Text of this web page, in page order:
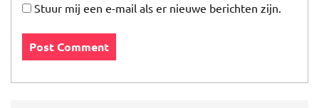
Stuur mij een e-mail als er nieuwe berichten zijn.